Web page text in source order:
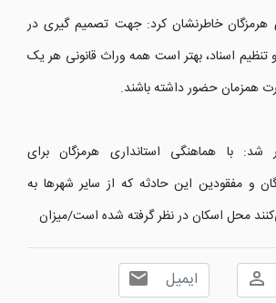
خاطرنشان کرد: جهت تصمیم گیری در
اسناد، بهتر است همه وراث قانونی هر یک
همزمان حضور داشته باشند.
شد: با هماهنگی استانداری هرمزگان برای
و مفقودین این حادثه که از سایر شهر‌ها به
محل اسکان در نظر گرفته شده است/میزان